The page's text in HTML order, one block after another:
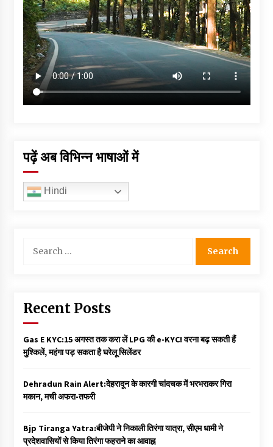
पढ़ें अब विभिन्न भाषाओं में
Hindi
for:
Recent Posts
Gas E KYC:15 अगस्त तक करा लें LPG की e-KYC! वरना बढ़ सकती हैं
मुश्किलें, महंगा पड़ सकता है घरेलू सिलेंडर
Dehradun Rain Alert:देहरादून के कारगी चांदचक में भरभराकर गिरा
मकान, मची अफरा-तफरी
Bjp Tiranga Yatra:बीजेपी ने निकाली तिरंगा यात्रा, सीएम धामी ने
प्रदेशवासियों से किया तिरंगा फहराने का आवाह्न